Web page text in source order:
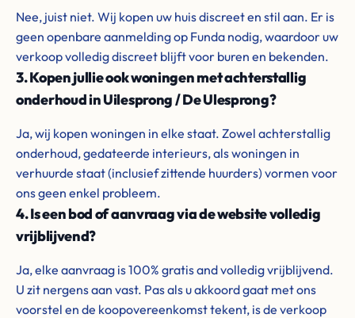
Nee, juist niet. Wij kopen uw huis discreet en stil aan. Er is
geen openbare aanmelding op Funda nodig, waardoor uw
verkoop volledig discreet blijft voor buren en bekenden.
3. Kopen jullie ook woningen met achterstallig
onderhoud in Uilesprong / De Ulesprong?
Ja, wij kopen woningen in elke staat. Zowel achterstallig
onderhoud, gedateerde interieurs, als woningen in
verhuurde staat (inclusief zittende huurders) vormen voor
ons geen enkel probleem.
4. Is een bod of aanvraag via de website volledig
vrijblijvend?
Ja, elke aanvraag is 100% gratis and volledig vrijblijvend.
U zit nergens aan vast. Pas als u akkoord gaat met ons
voorstel en de koopovereenkomst tekent, is de verkoop